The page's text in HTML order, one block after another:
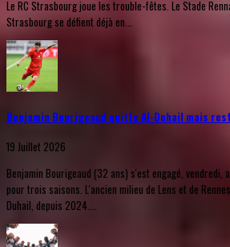
Le RC Strasbourg joue les trouble-fêtes. Le Stade
Strasbourg se défient déjà en...
Benjamin Bourigeaud quitte Al-Duhail mais
19 Juillet 2026
Benjamin Bourigeaud (32 ans) s'est engagé, vendredi,
pour trois saisons. L'ancien milieu de Lens et de
Duhail, depuis 2024....